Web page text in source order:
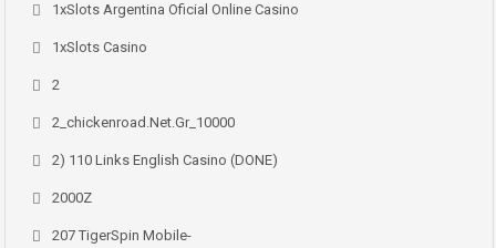
1xSlots Argentina Oficial Online Casino
1xSlots Casino
2
2_chickenroad.net.gr_10000
2) 110 Links English Casino (DONE)
2000Z
207 TigerSpin Mobile-